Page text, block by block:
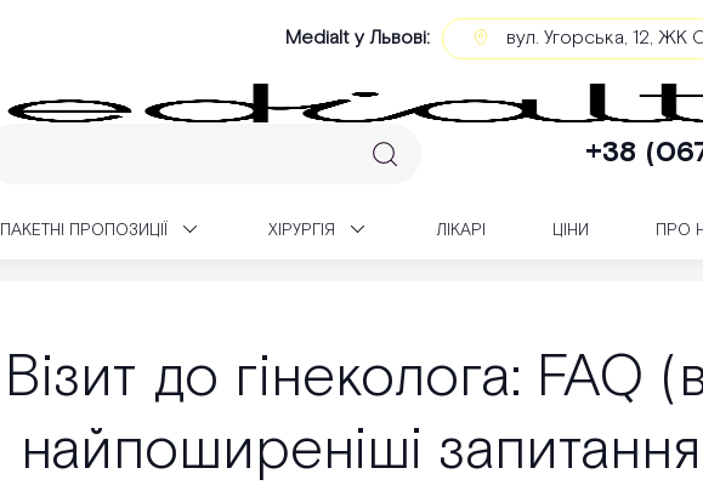
Medialt у Львові: вул. Угорська, 12, ЖК
+38
ПАКЕТНІ ПРОПОЗИЦІЇ XІРУРГІЯ ЛІКАРІ ЦІНИ ПРО
Візит до гінеколога: FAQ
найпоширеніші